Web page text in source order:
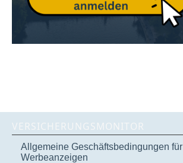
VERSICHERUNGSMONITOR
Allgemeine Geschäftsbedingungen für
Werbeanzeigen